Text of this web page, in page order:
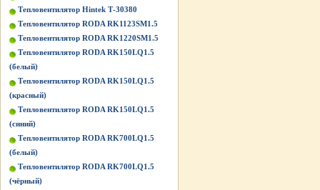
Тепловентилятор Hintek Т-30380
Тепловентилятор RODA RK1123SM1.5
Тепловентилятор RODA RK1220SM1.5
Тепловентилятор RODA RK150LQ1.5
(белый)
Тепловентилятор RODA RK150LQ1.5
(красный)
Тепловентилятор RODA RK150LQ1.5
(синий)
Тепловентилятор RODA RK700LQ1.5
(белый)
Тепловентилятор RODA RK700LQ1.5
(чёрный)